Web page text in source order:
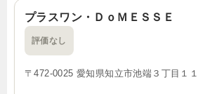
プラスワン・ＤｏＭＥＳＳＥ
評価なし
〒472-0025 愛知県知立市池端３丁目１１